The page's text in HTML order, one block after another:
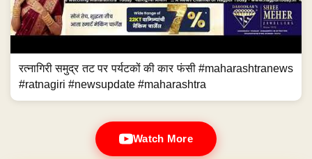
रत्नागिरी समुद्र तट पर पर्यटकों की कार फंसी #maharashtranews
#ratnagiri #newsupdate #maharashtra
Watch More